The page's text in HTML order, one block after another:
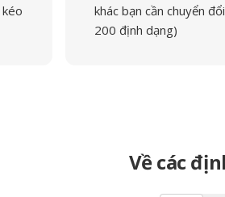
khác bạn cần chuyển
200 định dạng)
Về các